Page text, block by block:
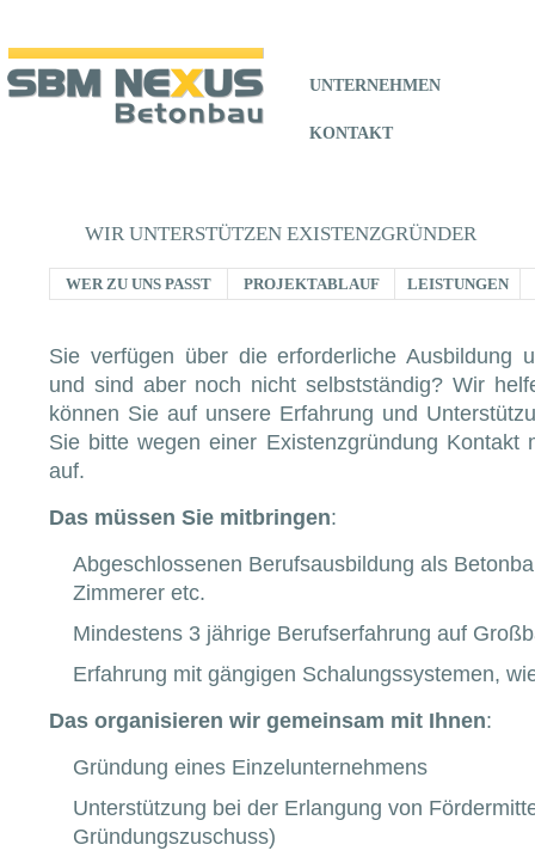
UNTERNEHMEN
KONTAKT
WIR UNTERSTÜTZEN EXISTENZGRÜNDER
WER ZU UNS PASST PROJEKTABLAUF LEISTUNGEN
Sie verfügen über die erforderliche Ausbildung
und sind aber noch nicht selbstständig? Wir
können Sie auf unsere Erfahrung und
Sie bitte wegen einer Existenzgründung Kontakt
auf.
Das müssen Sie mitbringen:
Abgeschlossenen Berufsausbildung als
Zimmerer etc.
Mindestens 3 jährige Berufserfahrung auf
Erfahrung mit gängigen Schalungssystemen,
Das organisieren wir gemeinsam mit Ihnen:
Gründung eines Einzelunternehmens
Unterstützung bei der Erlangung von
Gründungszuschuss)